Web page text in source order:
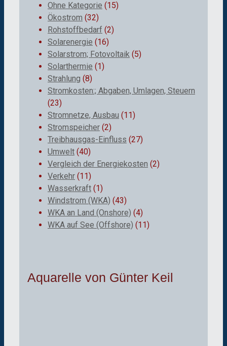
Ohne Kategorie (15)
Ökostrom (32)
Rohstoffbedarf (2)
Solarenergie (16)
Solarstrom; Fotovoltaik (5)
Solarthermie (1)
Strahlung (8)
Stromkosten:; Abgaben, Umlagen, Steuern
(23)
Stromnetze, Ausbau (11)
Stromspeicher (2)
Treibhausgas-Einfluss (27)
Umwelt (40)
Vergleich der Energiekosten (2)
Verkehr (11)
Wasserkraft (1)
Windstrom (WKA) (43)
WKA an Land (Onshore) (4)
WKA auf See (Offshore) (11)
Aquarelle von Günter Keil